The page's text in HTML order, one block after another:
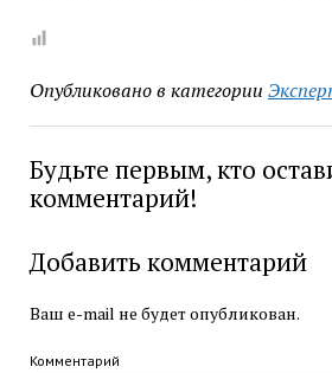
Опубликовано в категории
Будьте первым, кто
комментарий!
Добавить комментарий
Ваш e-mail не будет опубликован.
Комментарий